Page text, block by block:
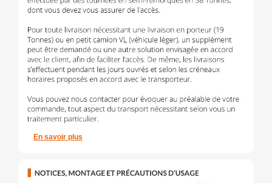
En savoir plus